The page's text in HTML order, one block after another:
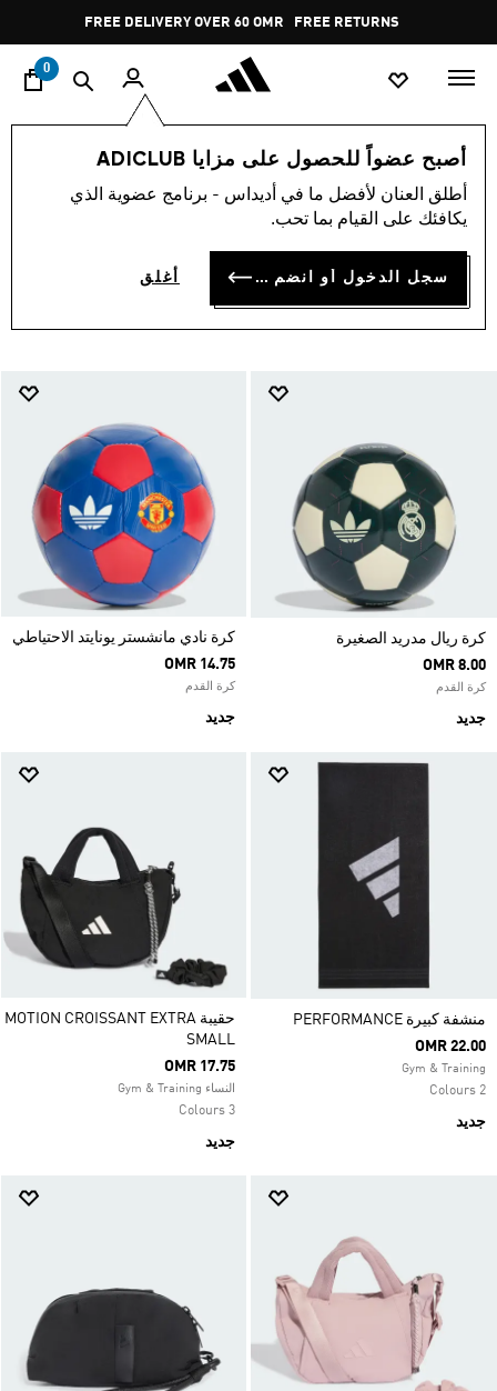
Pause
promotion
rotation
FREE RETURNS
0
أصبح عضواً للحصول على مزايا ADICLUB
أطلق العنان لأفضل ما في أديداس - برنامج عضوية الذي
يكافئك على القيام بما تحب.
سجل الدخول أو انضم الآن أغلق
Shop By Price
ACCESSORIES UNDER 20
KWD
فلتر و صنف
كرة ريال مدريد الصغيرة
OMR 8.00
كرة القدم
جديد
كرة نادي مانشستر يونايتد الاحتياطي
OMR 14.75
كرة القدم
جديد
منشفة كبيرة PERFORMANCE
OMR 22.00
Gym & Training
2 Colours
جديد
حقيبة MOTION CROISSANT EXTRA
SMALL
OMR 17.75
النساء Gym & Training
3 Colours
جديد